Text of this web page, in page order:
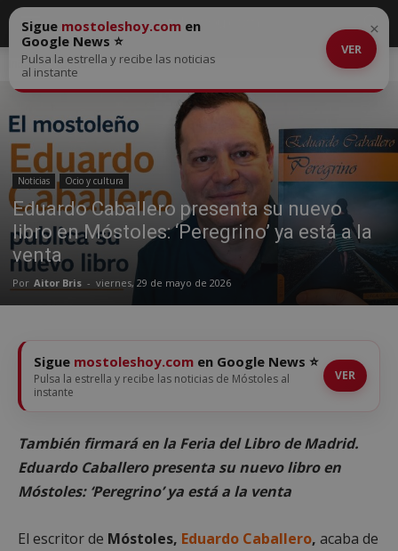
Inicio Noticias
Noticias Ocio y cultura
Eduardo Caballero presenta su nuevo
libro en Móstoles: ‘Peregrino’ ya está a la
venta
Por Aitor Bris - viernes, 29 de mayo de 2026
Sigue mostoleshoy.com en
Google News ⭐
Pulsa la estrella y recibe las noticias
al instante
VER
×
Sigue mostoleshoy.com en Google News ⭐
Pulsa la estrella y recibe las noticias de Móstoles al
instante
VER
También firmará en la Feria del Libro de Madrid.
Eduardo Caballero presenta su nuevo libro en
Móstoles: ‘Peregrino’ ya está a la venta
El escritor de Móstoles, Eduardo Caballero, acaba de